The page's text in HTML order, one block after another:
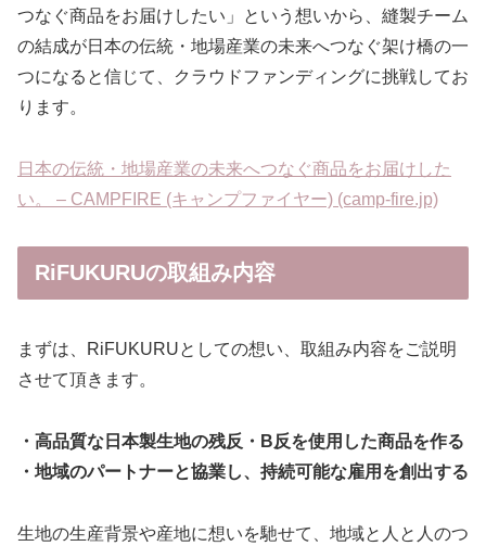
つなぐ商品をお届けしたい」という想いから、縫製チーム
の結成が日本の伝統・地場産業の未来へつなぐ架け橋の一
つになると信じて、クラウドファンディングに挑戦してお
ります。
日本の伝統・地場産業の未来へつなぐ商品をお届けした
い。 – CAMPFIRE (キャンプファイヤー) (camp-fire.jp)
RiFUKURUの取組み内容
まずは、RiFUKURUとしての想い、取組み内容をご説明
させて頂きます。
・高品質な日本製生地の残反・B反を使用した商品を作る
・地域のパートナーと協業し、持続可能な雇用を創出する
生地の生産背景や産地に想いを馳せて、地域と人と人のつ